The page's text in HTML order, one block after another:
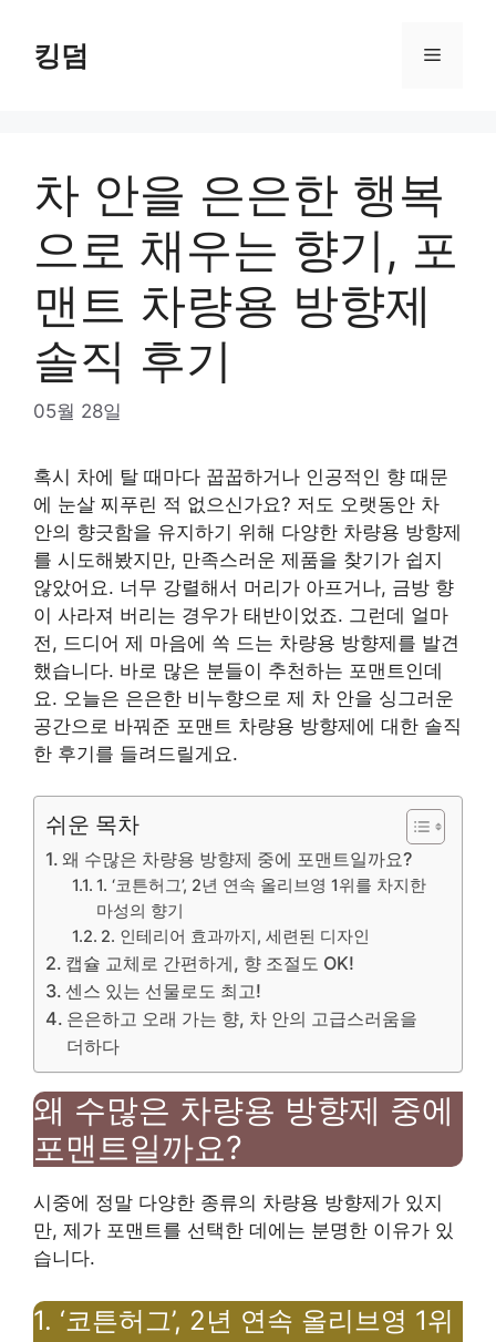
content킹덤 Menu
차 안을 은은한 행복
으로 채우는 향기, 포
맨트 차량용 방향제
솔직 후기
05월 28일
혹시 차에 탈 때마다 꿉꿉하거나 인공적인 향 때문
에 눈살 찌푸린 적 없으신가요? 저도 오랫동안 차
안의 향긋함을 유지하기 위해 다양한 차량용 방향제
를 시도해봤지만, 만족스러운 제품을 찾기가 쉽지
않았어요. 너무 강렬해서 머리가 아프거나, 금방 향
이 사라져 버리는 경우가 태반이었죠. 그런데 얼마
전, 드디어 제 마음에 쏙 드는 차량용 방향제를 발견
했습니다. 바로 많은 분들이 추천하는 포맨트인데
요. 오늘은 은은한 비누향으로 제 차 안을 싱그러운
공간으로 바꿔준 포맨트 차량용 방향제에 대한 솔직
한 후기를 들려드릴게요.
쉬운 목차
왜 수많은 차량용 방향제 중에 포맨트일까요?
1. ‘코튼허그’, 2년 연속 올리브영 1위를 차지한
마성의 향기
2. 인테리어 효과까지, 세련된 디자인
캡슐 교체로 간편하게, 향 조절도 OK!
센스 있는 선물로도 최고!
은은하고 오래 가는 향, 차 안의 고급스러움을
더하다
왜 수많은 차량용 방향제 중에
포맨트일까요?
시중에 정말 다양한 종류의 차량용 방향제가 있지
만, 제가 포맨트를 선택한 데에는 분명한 이유가 있
습니다.
1. ‘코튼허그’, 2년 연속 올리브영 1위